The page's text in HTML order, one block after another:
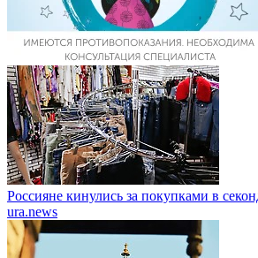
Россияне кинулись за покупками в
ura.news